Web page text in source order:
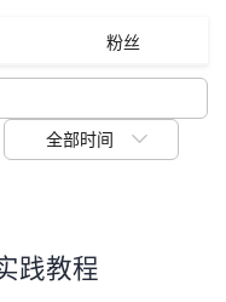
粉丝
全部时间
践教程